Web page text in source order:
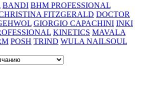
BANDI BHM PROFESSIONAL
FITZGERALD DOCTOR
GIORGIO CAPACHINI INKI
KINETICS MAVALA
POSH TRIND WULA NAILSOUL